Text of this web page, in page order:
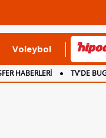
Voleybol
HABERLERİ TV'DE